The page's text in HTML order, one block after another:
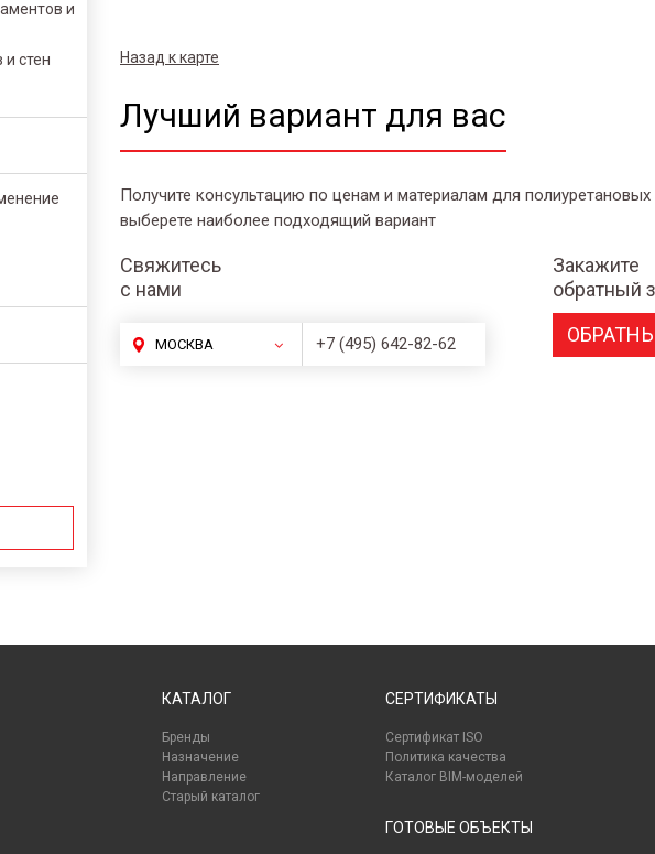
и
стен
Назад к карте
Лучший вариант для вас
Получите консультацию по ценам и материалам для
выберете наиболее подходящий вариант
Свяжитесь
с нами
МОСКВА +7 (495) 642-82-62
Закажите
обратный
КАТАЛОГ
Бренды
Назначение
Направление
Старый каталог
СЕРТИФИКАТЫ
Сертификат ISO
Политика качества
Каталог BIM-моделей
ГОТОВЫЕ ОБЪЕКТЫ